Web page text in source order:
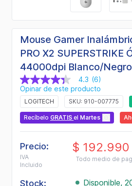
Mouse Gamer
PRO X2 SUPERSTRIKE
44000dpi Blanco/Negro
4.3
de
5
estrellas,
valor
medio
de
Read
6
Reviews.
Enlace
4.3 (6)
Opinar de este producto
LOGITECH SKU: 910-007775
Recíbelo GRATIS el Martes
Precio:
IVA
Incluido
$ 192.990
Todo medio de
Stock: Disponible,